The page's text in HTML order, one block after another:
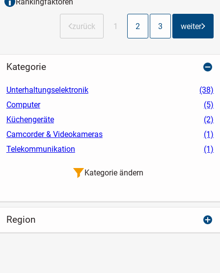
zurück 1 2 3 weiter
Kategorie
Unterhaltungselektronik
(38)
Computer
(5)
Küchengeräte
(2)
Camcorder & Videokameras
(1)
Telekommunikation
(1)
Kategorie ändern
Region